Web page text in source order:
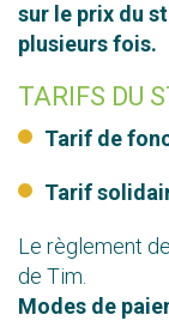
sur le prix du
plusieurs fois.
TARIFS DU
Tarif de
Tarif
Le règlement
de Tim.
Modes de